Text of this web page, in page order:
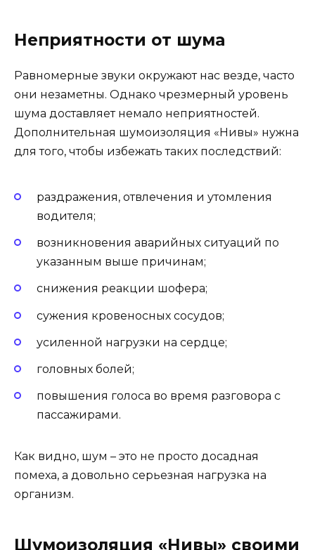
Неприятности от шума
Равномерные звуки окружают нас везде, часто
они незаметны. Однако чрезмерный уровень
шума доставляет немало неприятностей.
Дополнительная шумоизоляция «Нивы» нужна
для того, чтобы избежать таких последствий:
раздражения, отвлечения и утомления
водителя;
возникновения аварийных ситуаций по
указанным выше причинам;
снижения реакции шофера;
сужения кровеносных сосудов;
усиленной нагрузки на сердце;
головных болей;
повышения голоса во время разговора с
пассажирами.
Как видно, шум – это не просто досадная
помеха, а довольно серьезная нагрузка на
организм.
Шумоизоляция «Нивы» своими